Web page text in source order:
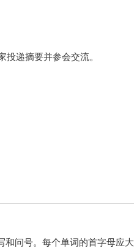
投递摘要并参会交流。
和问号。每个单词的首字母应大